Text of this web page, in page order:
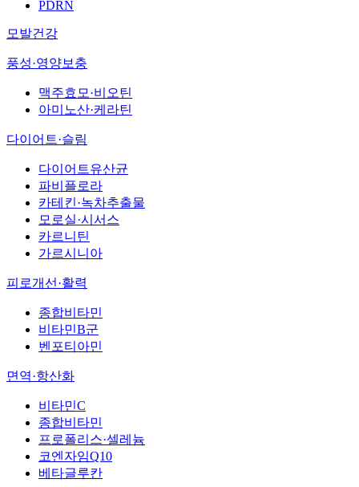
PDRN
모발건강
풍성·영양보충
맥주효모·비오틴
아미노산·케라틴
다이어트·슬림
다이어트유산균
파비플로라
카테킨·녹차추출물
모로실·시서스
카르니틴
가르시니아
피로개선·활력
종합비타민
비타민B군
벤포티아민
면역·항산화
비타민C
종합비타민
프로폴리스·셀레늄
코엔자임Q10
베타글루칸